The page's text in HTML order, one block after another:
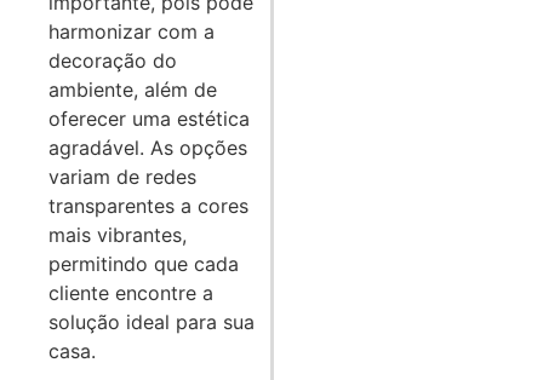
harmonizar com a
decoração do
ambiente, além de
oferecer uma estética
agradável. As opções
variam de redes
transparentes a cores
mais vibrantes,
permitindo que cada
cliente encontre a
solução ideal para sua
casa.